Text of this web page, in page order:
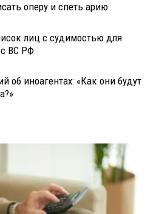
оперу и спеть арию
лиц с судимостью для
с ВС РФ
об иноагентах: «Как они будут